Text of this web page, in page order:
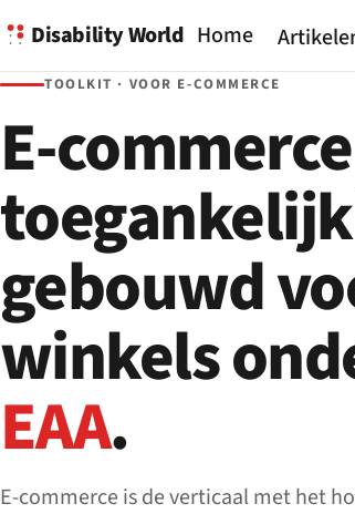
Disability World Home
TOOLKIT · VOOR E-COMMERCE
E-commerce
gebouwd
winkels
EAA.
E-commerce is de verticaal met het